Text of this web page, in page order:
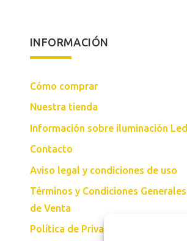
INFORMACIÓN
Cómo comprar
Nuestra tienda
Información sobre iluminación Led
Contacto
Aviso legal y condiciones de uso
Términos y Condiciones Generales
de Venta
Política de Privacidad